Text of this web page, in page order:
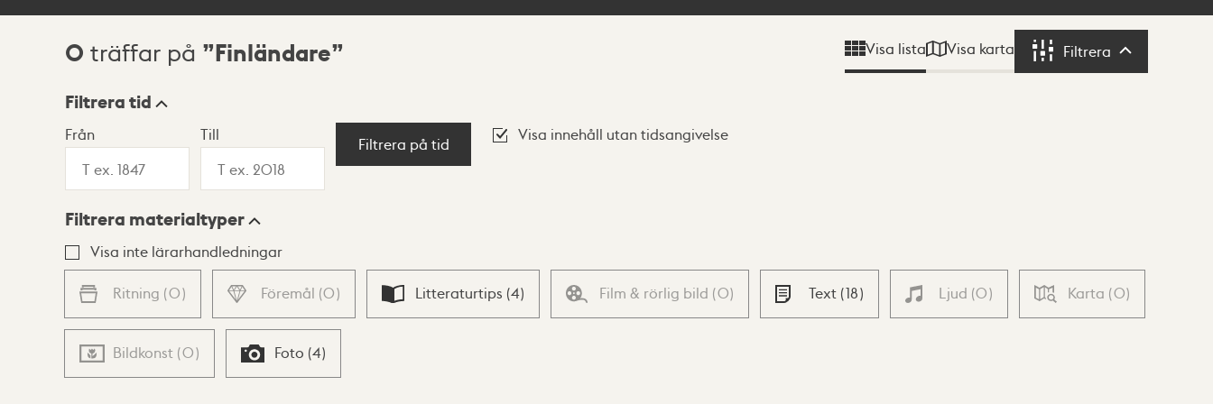
Sökresultat
0 träffar på Finländare Visa lista Visa karta Filtrera Filtrera
Visningsläge
Lista Karta
Filtrera tid
Från Till
Filtrera på tid
Visa innehåll utan tidsangivelse
Filtrera materialtyper
Visa inte lärarhandledningar
Ritning (0) Föremål (0) Litteraturtips (4) Film & rörlig bild (0) Text (18) Ljud (0) Karta (0)
Bildkonst (0) Foto (4)